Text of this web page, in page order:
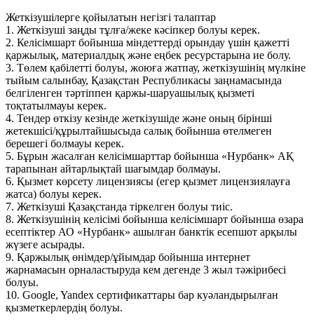
Жеткізушілерге қойылатын негізгі талаптар
1. Жеткізуші заңды тұлға/жеке кәсіпкер болуы керек.
2. Келісімшарт бойынша міндеттерді орындау үшін қажетті
қаржылық, материалдық және еңбек ресурстарына ие болу.
3. Төлем қабілетті болуы, жоюға жатпау, жеткізушінің мүлкіне
тыйым салынбау, Қазақстан Республикасы заңнамасында
белгіленген тәртіппен қаржы-шаруашылық қызметі
тоқтатылмауы керек.
4. Тендер өткізу кезінде жеткізушіде және оның бірінші
жетекшісі/құрылтайшысыда салық бойынша өтелмеген
берешегі болмауы керек.
5. Бұрын жасалған келісімшарттар бойынша «Нурбанк» АҚ
тарапынан айтарлықтай шағымдар болмауы.
6. Қызмет көрсету лицензиясы (егер қызмет лицензиялауға
жатса) болуы керек.
7. Жеткізуші Қазақстанда тіркелген болуы тиіс.
8. Жеткізушінің келісімі бойынша келісімшарт бойынша өзара
есептіктер АО «Нурбанк» ашылған банктік есепшот арқылы
жүзеге асырады.
9. Қаржылық өнімдер/ұйымдар бойынша интернет
жарнамасын орналастыруда кем дегенде 3 жыл тәжірибесі
болуы.
10. Google, Yandex сертификаттары бар куәландырылған
қызметкерлердің болуы.